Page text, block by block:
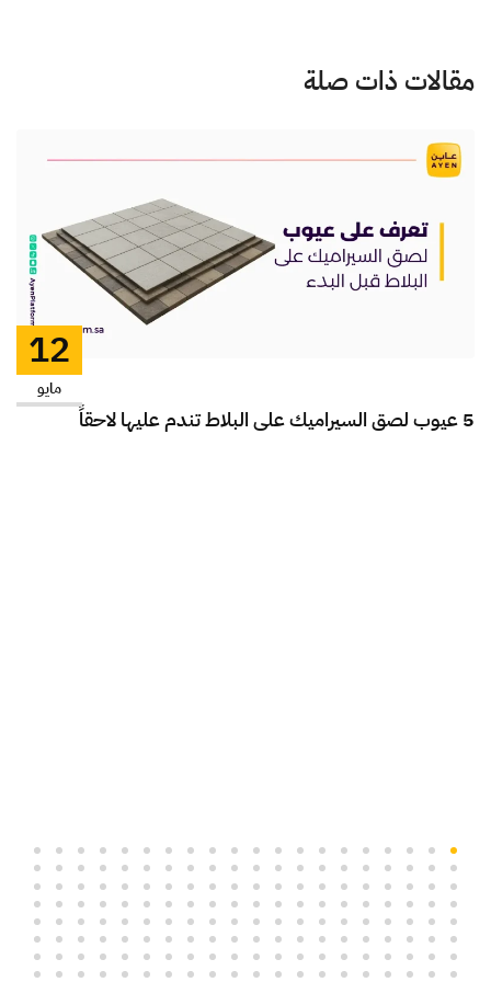
مقالات ذات صلة
5 عيوب لصق السيراميك على البلاط تندم عليها لاحقاً
12
مايو